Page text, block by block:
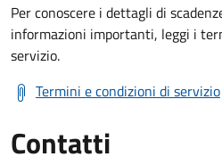
Per conoscere i dettagli di
informazioni importanti, leggi i
servizio.
Termini e condizioni di servizio
Contatti